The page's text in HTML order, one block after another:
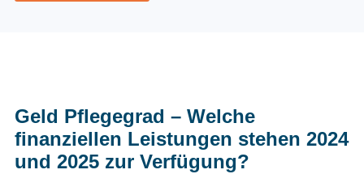
Geld Pflegegrad – Welche
finanziellen Leistungen stehen 2024
und 2025 zur Verfügung?